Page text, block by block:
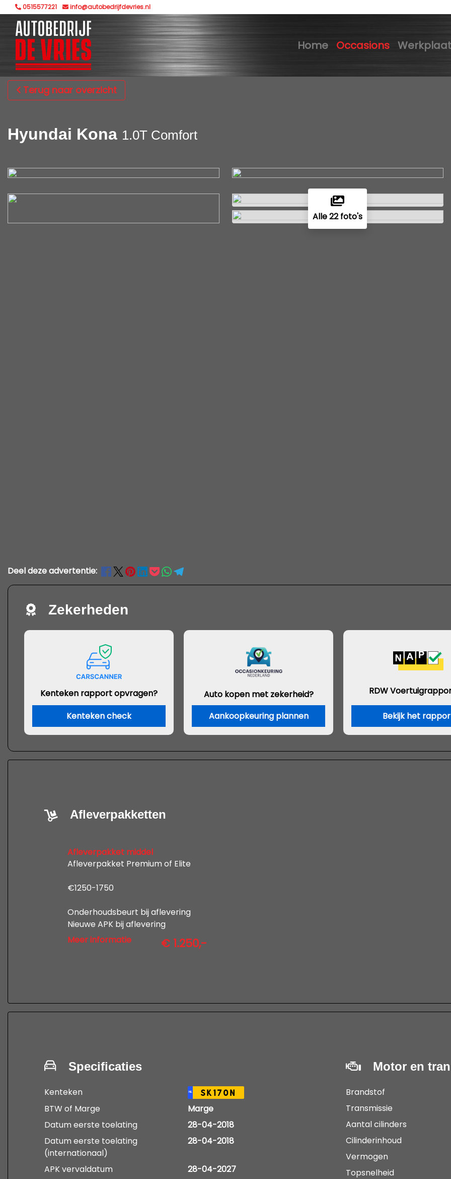
0515577221 info@autobedrijfdevries.nl
Home Occasions
Terug naar overzicht
Hyundai Kona 1.0T Comfort
Alle 22 foto's
Deel deze advertentie:
Zekerheden
Kenteken rapport opvragen?
Kenteken check
Auto kopen met zekerheid?
Aankoopkeuring plannen
RDW
Bekijk het
Afleverpakketten
Afleverpakket middel
Afleverpakket Premium of Elite
€1250-1750
Onderhoudsbeurt bij aflevering
Nieuwe APK bij aflevering
12 maanden uitgebreide garantie
Professionele poetsbeurt en
Meer informatie € 1.250,-
Specificaties
Kenteken NL SK170N
BTW of Marge
Marge
Datum eerste toelating
28-04-2018
Datum eerste toelating
(internationaal)
28-04-2018
APK vervaldatum
28-04-2027
Motor en
Brandstof
Transmissie
Aantal cilinders
Cilinderinhoud
Vermogen
Topsnelheid